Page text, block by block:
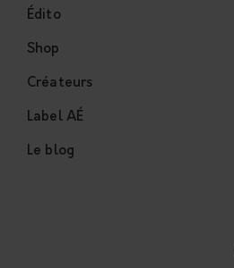
Édito
Shop
Créateurs
Label AÉ
Le blog